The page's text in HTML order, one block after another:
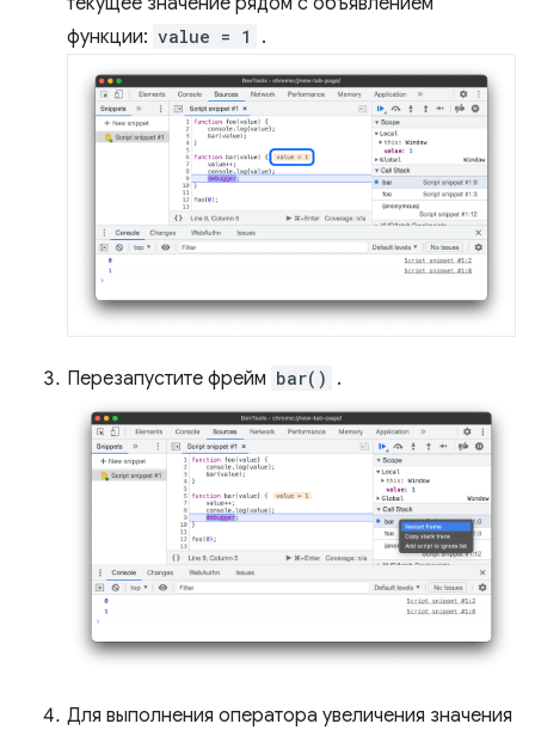
функции: value = 1 .
Перезапустите фрейм bar() .
Для выполнения оператора увеличения значения